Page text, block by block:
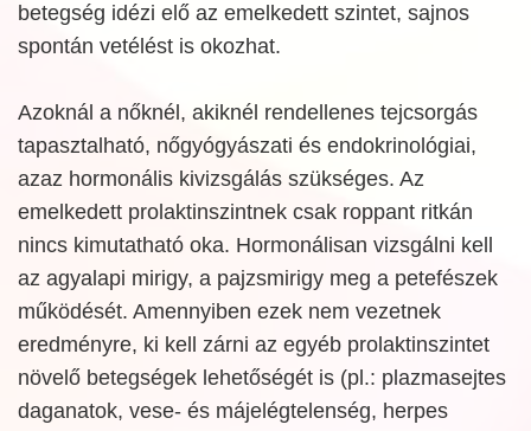
betegség idézi elő az emelkedett szintet, sajnos
spontán vetélést is okozhat.
Azoknál a nőknél, akiknél rendellenes tejcsorgás
tapasztalható, nőgyógyászati és endokrinológiai,
azaz hormonális kivizsgálás szükséges. Az
emelkedett prolaktinszintnek csak roppant ritkán
nincs kimutatható oka. Hormonálisan vizsgálni kell
az agyalapi mirigy, a pajzsmirigy meg a petefészek
működését. Amennyiben ezek nem vezetnek
eredményre, ki kell zárni az egyéb prolaktinszintet
növelő betegségek lehetőségét is (pl.: plazmasejtes
daganatok, vese- és májelégtelenség, herpes